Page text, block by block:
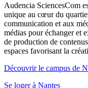
Audencia SciencesCom
unique au cœur du
communication et aux
médias pour échanger et
de production de
espaces favorisant la
Découvrir le campus de
Se loger à Nantes